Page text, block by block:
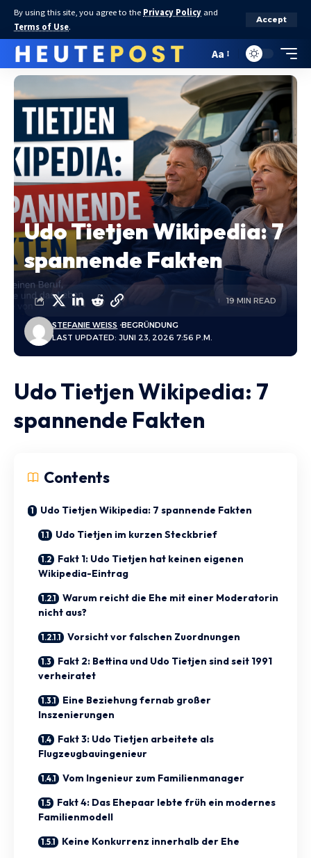
By using this site, you agree to the Privacy Policy and
Terms of Use.
Accept
Aa
Udo Tietjen Wikipedia: 7
spannende Fakten
LAST UPDATED: JUNI 23, 2026 7:56 P.M.
STEFANIE WEISS BEGRÜNDUNG
19 MIN READ
Udo Tietjen Wikipedia: 7
spannende Fakten
Contents
Udo Tietjen Wikipedia: 7 spannende Fakten
Udo Tietjen im kurzen Steckbrief
Fakt 1: Udo Tietjen hat keinen eigenen
Wikipedia-Eintrag
Warum reicht die Ehe mit einer Moderatorin
nicht aus?
Vorsicht vor falschen Zuordnungen
Fakt 2: Bettina und Udo Tietjen sind seit 1991
verheiratet
Eine Beziehung fernab großer
Inszenierungen
Fakt 3: Udo Tietjen arbeitete als
Flugzeugbauingenieur
Vom Ingenieur zum Familienmanager
Fakt 4: Das Ehepaar lebte früh ein modernes
Familienmodell
Keine Konkurrenz innerhalb der Ehe